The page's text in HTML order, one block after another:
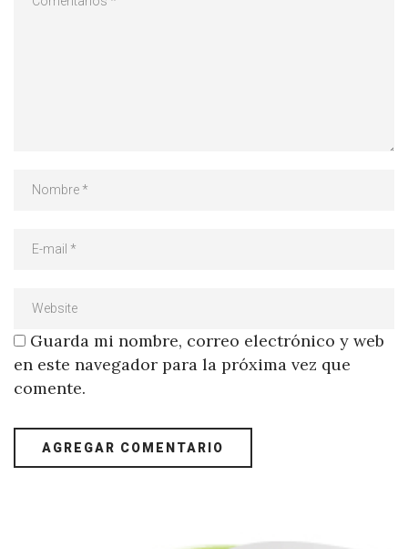
Guarda mi nombre, correo electrónico y web
en este navegador para la próxima vez que
comente.